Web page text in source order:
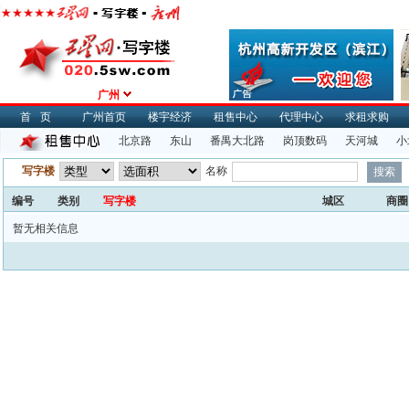
广州
首页
广州首页 楼宇经济 租售中心 代理中心
求租求购
北京路
东山 番禺大北路 岗顶数码 天河城
写字楼 名称
编号 类别 写字楼 城区 商圈
暂无相关信息